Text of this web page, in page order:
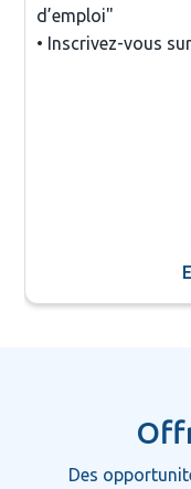
d’emploi"
Des